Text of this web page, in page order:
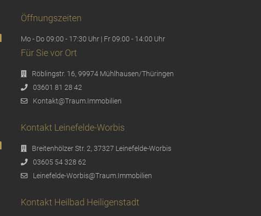
Öffnungszeiten
Mo - Do 09:00 - 17:30 Uhr | Fr 09:00 - 14:00 Uhr
Für Sie vor Ort
Röblingstr. 16, 99974 Mühlhausen/Thüringen
03601 81 28 42
Kontakt@Traum.Immobilien
Kontakt Leinefelde-Worbis
Breitenhölzer Str. 2, 37327 Leinefelde-Worbis
03605 54 328 62
Leinefelde-Worbis@Traum.Immobilien
Kontakt Heilbad Heiligenstadt